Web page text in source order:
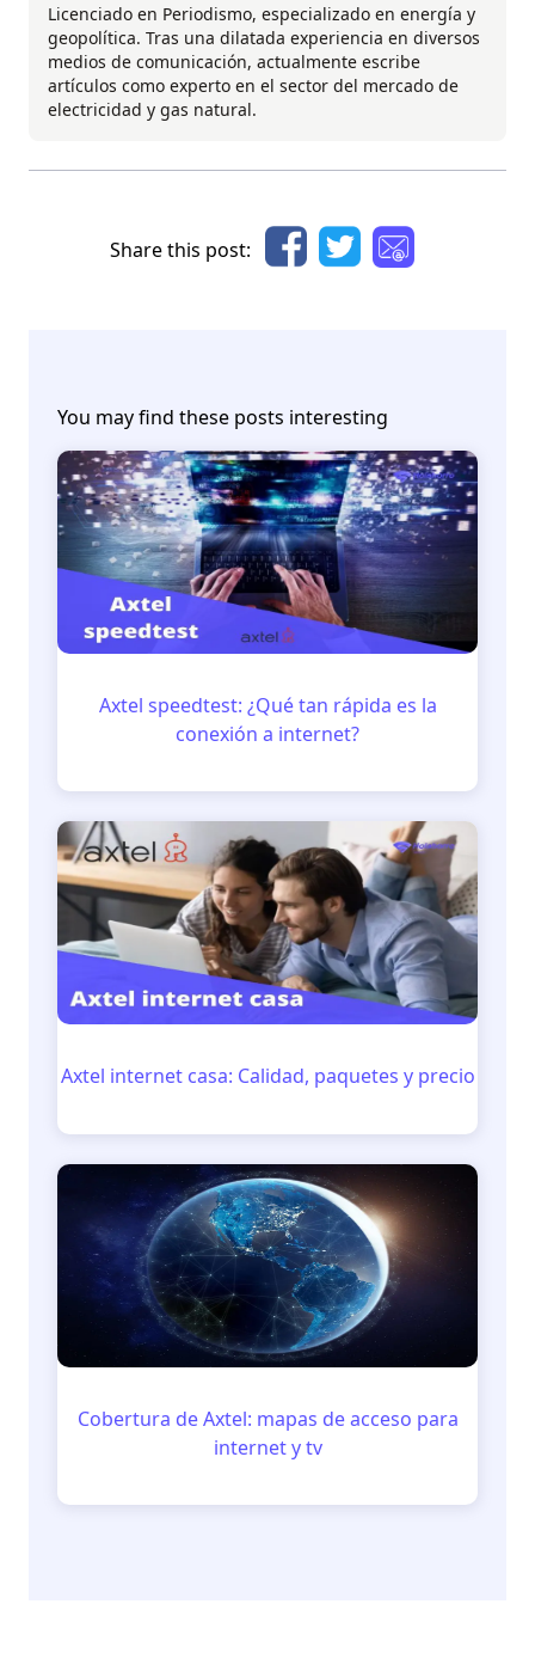
Licenciado en Periodismo, especializado en energía y
geopolítica. Tras una dilatada experiencia en diversos
medios de comunicación, actualmente escribe
artículos como experto en el sector del mercado de
electricidad y gas natural.
Share this post:
You may find these posts interesting
Axtel speedtest: ¿Qué tan rápida es la
conexión a internet?
Axtel internet casa: Calidad, paquetes y precio
Cobertura de Axtel: mapas de acceso para
internet y tv